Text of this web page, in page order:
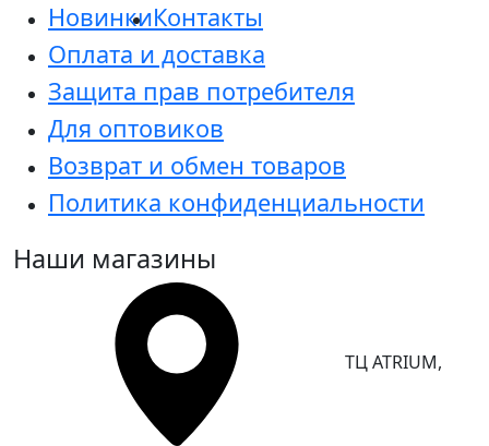
НовинкиКонтакты
Оплата и доставка
Защита прав потребителя
Для оптовиков
Возврат и обмен товаров
Политика конфиденциальности
Наши магазины
ТЦ ATRIUM,